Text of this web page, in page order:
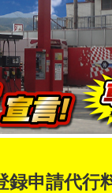
録申請代行